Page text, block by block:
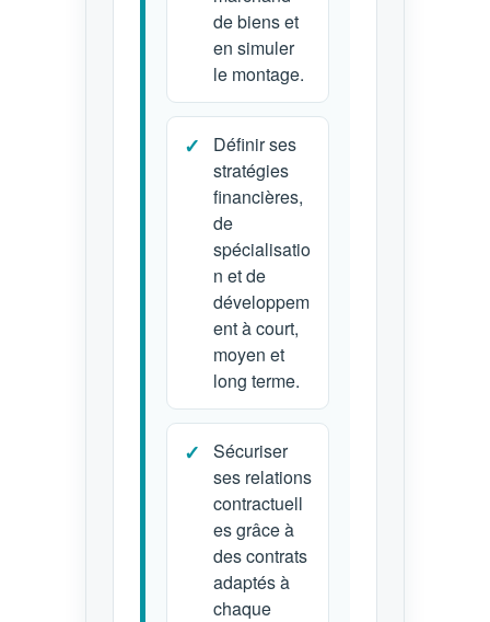
de biens et
en simuler
le montage.
Définir ses
stratégies
financières,
de
spécialisatio
n et de
développem
ent à court,
moyen et
long terme.
Sécuriser
ses relations
contractuell
es grâce à
des contrats
adaptés à
chaque